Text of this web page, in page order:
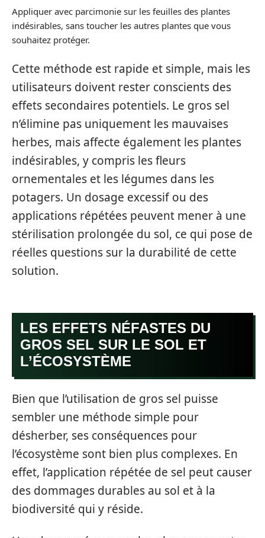
Appliquer avec parcimonie sur les feuilles des plantes
indésirables, sans toucher les autres plantes que vous
souhaitez protéger.
Cette méthode est rapide et simple, mais les
utilisateurs doivent rester conscients des
effets secondaires potentiels. Le gros sel
n’élimine pas uniquement les mauvaises
herbes, mais affecte également les plantes
indésirables, y compris les fleurs
ornementales et les légumes dans les
potagers. Un dosage excessif ou des
applications répétées peuvent mener à une
stérilisation prolongée du sol, ce qui pose de
réelles questions sur la durabilité de cette
solution.
LES EFFETS NÉFASTES DU
GROS SEL SUR LE SOL ET
L’ÉCOSYSTÈME
Bien que l’utilisation de gros sel puisse
sembler une méthode simple pour
désherber, ses conséquences pour
l’écosystème sont bien plus complexes. En
effet, l’application répétée de sel peut causer
des dommages durables au sol et à la
biodiversité qui y réside.